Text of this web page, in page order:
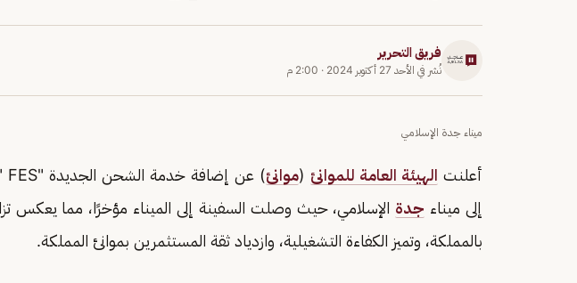
فريق التحرير
نُشر في الأحد 27 أكتوبر 2024 · 2:00 م
ميناء جدة الإسلامي
أعلنت الهيئة العامة للموانئ (موانئ
إلى ميناء جدة الإسلامي، حيث وصلت السفينة إلى الميناء مؤخرًا، مما يعكس
بالمملكة، وتميز الكفاءة التشغيلية، وازدياد ثقة المستثمرين بموانئ المملكة.